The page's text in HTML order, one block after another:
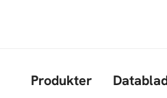
Produkter